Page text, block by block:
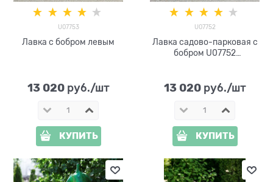
U07753
Лавка с бобром левым
13 020 руб./шт
КУПИТЬ
U07752
Лавка садово-парковая с
бобром U07752
13 020 руб./шт
КУПИТЬ